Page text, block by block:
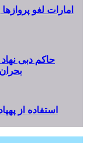
حاکم دبی
استفاده از